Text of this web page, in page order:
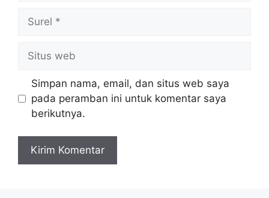
Simpan nama, email, dan situs web saya
pada peramban ini untuk komentar saya
berikutnya.